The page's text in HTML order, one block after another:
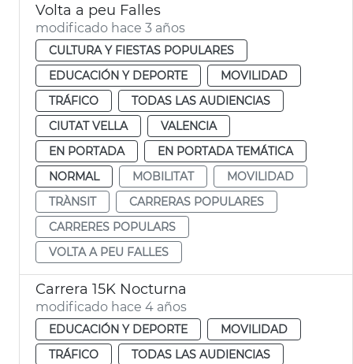
Volta a peu Falles
modificado hace 3 años
CULTURA Y FIESTAS POPULARES
EDUCACIÓN Y DEPORTE
MOVILIDAD
TRÁFICO
TODAS LAS AUDIENCIAS
CIUTAT VELLA
VALENCIA
EN PORTADA
EN PORTADA TEMÁTICA
NORMAL
MOBILITAT
MOVILIDAD
TRÀNSIT
CARRERAS POPULARES
CARRERES POPULARS
VOLTA A PEU FALLES
Carrera 15K Nocturna
modificado hace 4 años
EDUCACIÓN Y DEPORTE
MOVILIDAD
TRÁFICO
TODAS LAS AUDIENCIAS